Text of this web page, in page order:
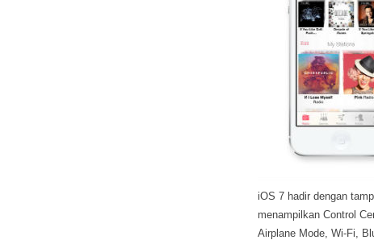
iOS 7 hadir dengan
menampilkan Control
Airplane Mode, Wi-Fi,